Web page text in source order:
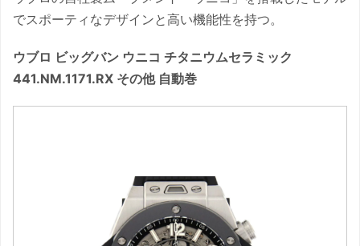
でスポーティなデザインと高い機能性を持つ。
ウブロ ビッグバン ウニコ チタニウムセラミック
441.NM.1171.RX その他 自動巻